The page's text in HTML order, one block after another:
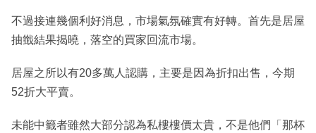
不過接連幾個利好消息，市場氣氛確實有好轉。首先是居屋
抽韱結果揭曉，落空的買家回流市場。
居屋之所以有20多萬人認購，主要是因為折扣出售，今期
52折大平賣。
未能中籤者雖然大部分認為私樓樓價太貴，不是他們「那杯